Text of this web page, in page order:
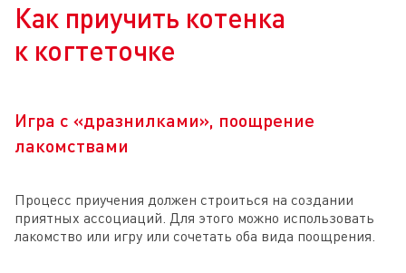
Как приучить котенка
к когтеточке
Игра с «дразнилками», поощрение
лакомствами
Процесс приучения должен строиться на создании
приятных ассоциаций. Для этого можно использовать
лакомство или игру или сочетать оба вида поощрения.